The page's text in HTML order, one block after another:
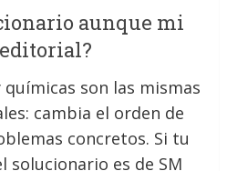
aunque mi
químicas son las mismas
cambia el orden de
concretos. Si tu
solucionario es de SM